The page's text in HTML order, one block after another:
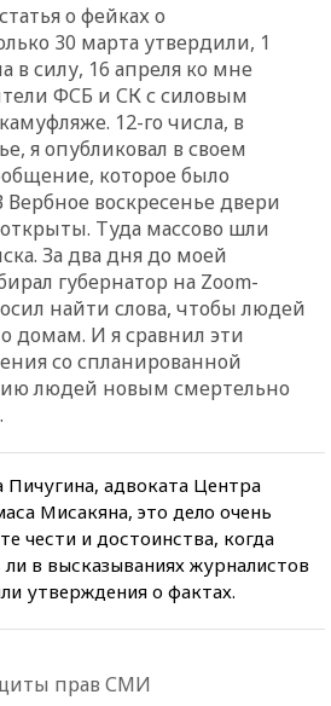
о фейках о
30 марта утвердили, 1
в силу, 16 апреля ко мне
ФСБ и СК с силовым
12-го числа, в
я опубликовал в своем
которое было
воскресенье двери
Туда массово шли
За два дня до моей
губернатор на Zoom-
найти слова, чтобы людей
домам. И я сравнил эти
со спланированной
людей новым смертельно
адвоката Центра
Мисакяна, это дело очень
чести и достоинства, когда
в высказываниях журналистов
утверждения о фактах.
прав СМИ